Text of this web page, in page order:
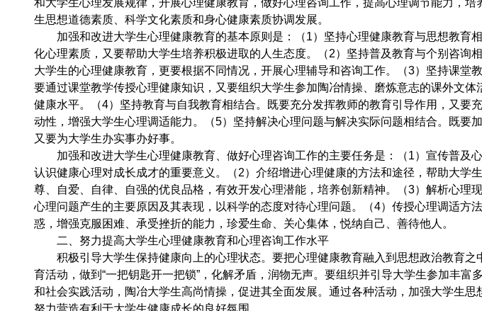
和大学生心理发展规律，开展心理健康教育，做好心理咨询工作，提高心理调节能力，培
生思想道德素质、科学文化素质和身心健康素质协调发展。
加强和改进大学生心理健康教育的基本原则是：（1）坚持心理健康教育与思想教育
化心理素质，又要帮助大学生培养积极进取的人生态度。（2）坚持普及教育与个别咨询
大学生的心理健康教育，更要根据不同情况，开展心理辅导和咨询工作。（3）坚持课堂
要通过课堂教学传授心理健康知识，又要组织大学生参加陶冶情操、磨炼意志的课外文体
健康水平。（4）坚持教育与自我教育相结合。既要充分发挥教师的教育引导作用，又要
动性，增强大学生心理调适能力。（5）坚持解决心理问题与解决实际问题相结合。既要
又要为大学生办实事办好事。
加强和改进大学生心理健康教育、做好心理咨询工作的主要任务是：（1）宣传普及
认识健康心理对成长成才的重要意义。（2）介绍增进心理健康的方法和途径，帮助大学
尊、自爱、自律、自强的优良品格，有效开发心理潜能，培养创新精神。（3）解析心理
心理问题产生的主要原因及其表现，以科学的态度对待心理问题。（4）传授心理调适方
惑，增强克服困难、承受挫折的能力，珍爱生命、关心集体，悦纳自己、善待他人。
二、努力提高大学生心理健康教育和心理咨询工作水平
积极引导大学生保持健康向上的心理状态。要把心理健康教育融入到思想政治教育之
育活动，做到“一把钥匙开一把锁”，化解矛盾，润物无声。要组织并引导大学生参加丰富
和社会实践活动，陶冶大学生高尚情操，促进其全面发展。通过各种活动，加强大学生思
努力营造有利于大学生健康成长的良好氛围。